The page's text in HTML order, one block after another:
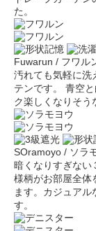
た。
Fuwarun / フワル
汚れても気軽に洗
テンです。 青空
ク楽しくなりそう
SOramoyo / ソラ
暗くなりすぎない
様柄がお部屋全体
ます。カジュア
す。